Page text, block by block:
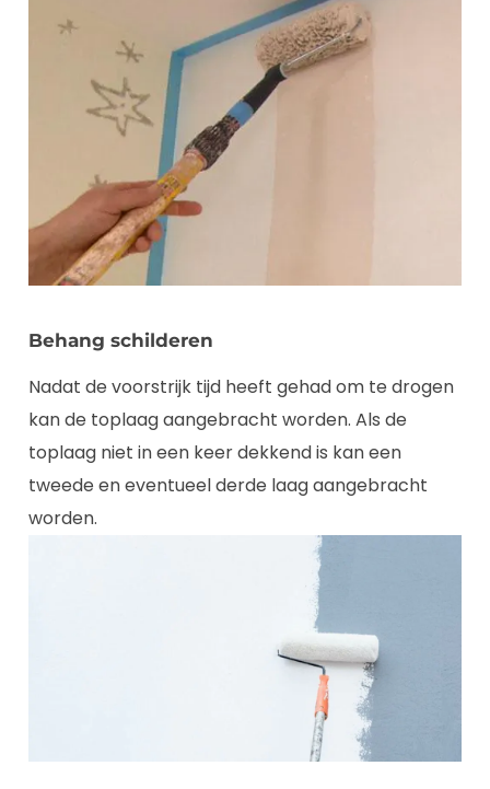
Behang schilderen
Nadat de voorstrijk tijd heeft gehad om te drogen
kan de toplaag aangebracht worden. Als de
toplaag niet in een keer dekkend is kan een
tweede en eventueel derde laag aangebracht
worden.